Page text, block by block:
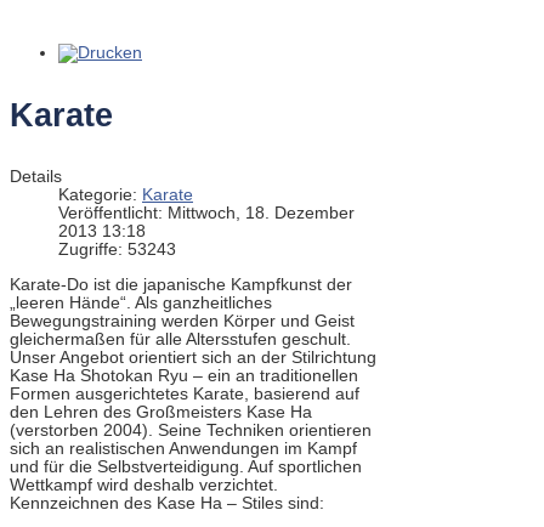
Karate
Details
Kategorie: Karate
Veröffentlicht: Mittwoch, 18. Dezember
2013 13:18
Zugriffe: 53243
Karate-Do ist die japanische Kampfkunst der
„leeren Hände“. Als ganzheitliches
Bewegungstraining werden Körper und Geist
gleichermaßen für alle Altersstufen geschult.
Unser Angebot orientiert sich an der Stilrichtung
Kase Ha Shotokan Ryu – ein an traditionellen
Formen ausgerichtetes Karate, basierend auf
den Lehren des Großmeisters Kase Ha
(verstorben 2004). Seine Techniken orientieren
sich an realistischen Anwendungen im Kampf
und für die Selbstverteidigung. Auf sportlichen
Wettkampf wird deshalb verzichtet.
Kennzeichnen des Kase Ha – Stiles sind: